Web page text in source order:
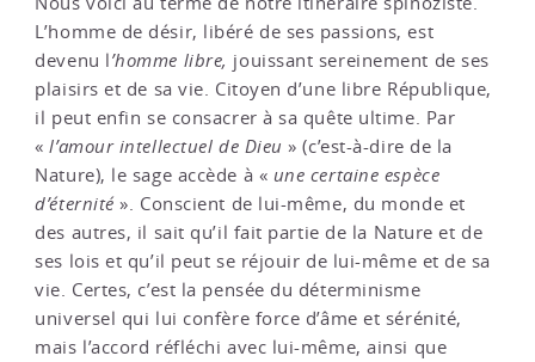
L’homme de désir, libéré de ses passions, est
devenu l’homme libre, jouissant sereinement de ses
plaisirs et de sa vie. Citoyen d’une libre République,
il peut enfin se consacrer à sa quête ultime. Par
«l’amour intellectuel de Dieu » (c’est-à-dire de la
Nature), le sage accède à « une certaine espèce
d’éternité». Conscient de lui-même, du monde et
des autres, il sait qu’il fait partie de la Nature et de
ses lois et qu’il peut se réjouir de lui-même et de sa
vie. Certes, c’est la pensée du déterminisme
universel qui lui confère force d’âme et sérénité,
mais l’accord réfléchi avec lui-même, ainsi que